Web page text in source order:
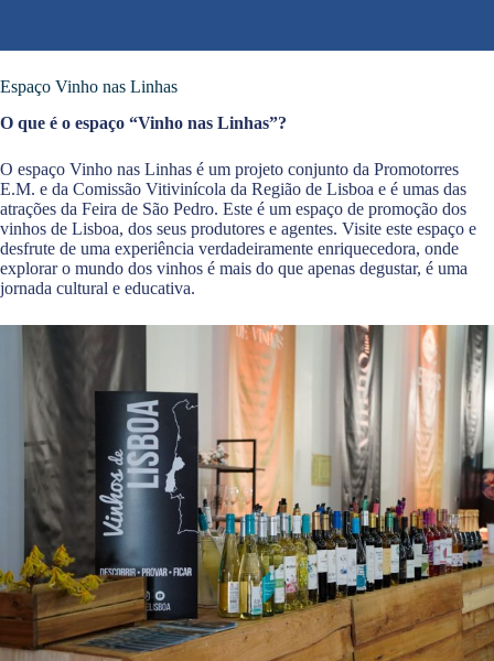
Espaço Vinho nas Linhas
O que é o espaço “Vinho nas Linhas”?
O espaço Vinho nas Linhas é um projeto conjunto da Promotorres
E.M. e da Comissão Vitivinícola da Região de Lisboa e é umas das
atrações da Feira de São Pedro. Este é um espaço de promoção dos
vinhos de Lisboa, dos seus produtores e agentes. Visite este espaço e
desfrute de uma experiência verdadeiramente enriquecedora, onde
explorar o mundo dos vinhos é mais do que apenas degustar, é uma
jornada cultural e educativa.